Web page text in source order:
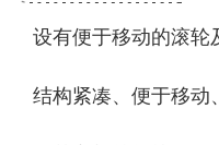
设有便于移动的滚轮
结构紧凑、便于移动